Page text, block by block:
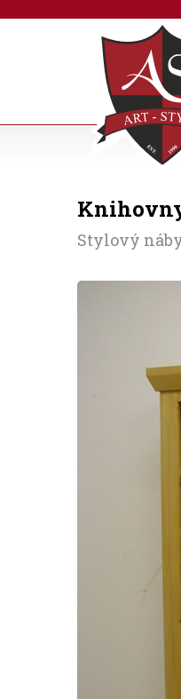
Stylový